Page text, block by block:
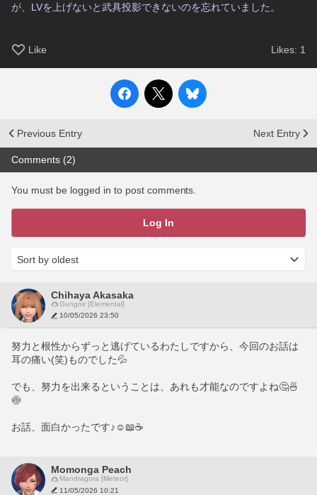
が、LVを上げないと武具投影できないのを忘れていました。
Like Likes: 1
Previous Entry Next Entry
Comments (2)
You must be logged in to post comments.
Log In
Chihaya Akasaka
Gungnir [Elemental]
10/05/2026 23:50
努力と根性からずっと逃げているわたしですから、今回のお話は
耳の痛い(笑)ものでした💦
でも、努力を出来るということは、あれも才能なのですよね🤔🍜
🍥
お話、面白かったです♪☺️📖☕
Momonga Peach
Mandragora [Meteor]
11/05/2026 10:21